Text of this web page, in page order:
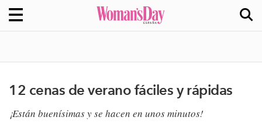
12 cenas de verano fáciles y rápidas
¡Están buenísimas y se hacen en unos minutos!